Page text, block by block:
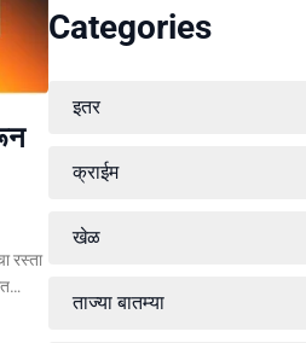
रस्ता
Categories
इतर
क्राईम
खेळ
ताज्या बातम्या